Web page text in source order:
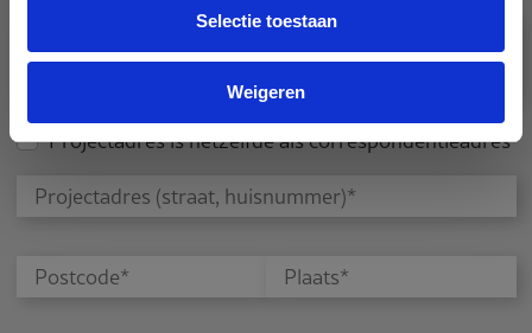
Selectie toestaan
Weigeren
Projectadres is hetzelfde als correspondentieadres